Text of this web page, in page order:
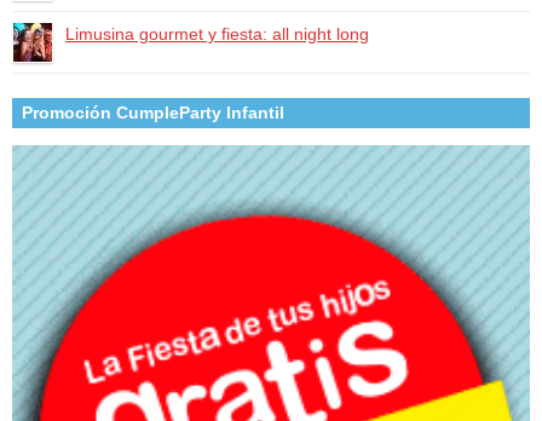
Limusina gourmet y fiesta: all night long
Promoción CumpleParty Infantil